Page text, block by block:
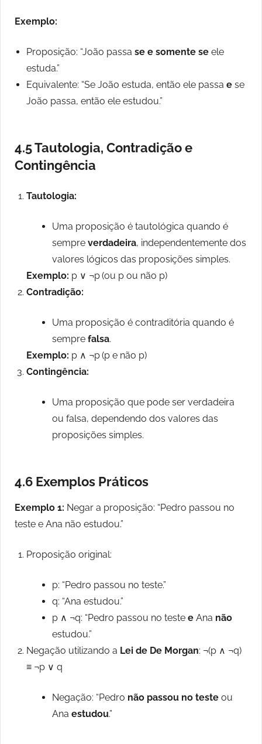
Exemplo:
Proposição: “João passa se e somente se ele
estuda.”
Equivalente: “Se João estuda, então ele passa e se
João passa, então ele estudou.”
4.5 Tautologia, Contradição e
Contingência
Tautologia:
Uma proposição é tautológica quando é
sempre verdadeira, independentemente dos
valores lógicos das proposições simples.
Exemplo: p ∨ ¬p (ou p ou não p)
Contradição:
Uma proposição é contraditória quando é
sempre falsa.
Exemplo: p ∧ ¬p (p e não p)
Contingência:
Uma proposição que pode ser verdadeira
ou falsa, dependendo dos valores das
proposições simples.
4.6 Exemplos Práticos
Exemplo 1: Negar a proposição: “Pedro passou no
teste e Ana não estudou.”
Proposição original:
p: “Pedro passou no teste.”
q: “Ana estudou.”
p ∧ ¬q: “Pedro passou no teste e Ana não
estudou.”
Negação utilizando a Lei de De Morgan: ¬(p ∧ ¬q)
≡ ¬p ∨ q
Negação: “Pedro não passou no teste ou
Ana estudou.”